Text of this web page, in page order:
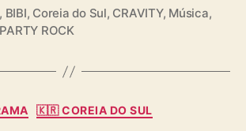
, BIBI, Coreia do Sul, CRAVITY, Música,
PARTY ROCK
C
🇰🇷 COREIA DO SUL